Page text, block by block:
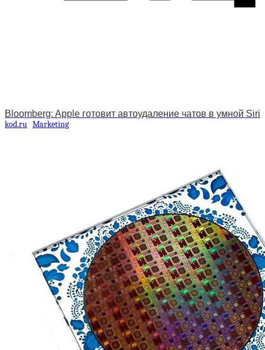
Bloomberg: Apple готовит автоудаление чатов в умной Siri
kod.ru Marketing